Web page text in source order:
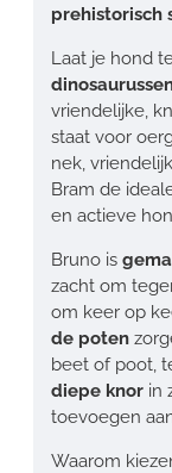
prehistorisch
Laat je hond
vriendelijke,
staat voor
nek,
Bram de
en actieve
Bruno is
zacht om
om keer op
de poten
beet of poot,
diepe knor in
toevoegen
Waarom